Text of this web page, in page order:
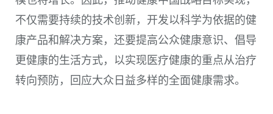
不仅需要持续的技术创新，开发以科学为依据的健
康产品和解决方案，还要提高公众健康意识、倡导
更健康的生活方式，以实现医疗健康的重点从治疗
转向预防，回应大众日益多样的全面健康需求。